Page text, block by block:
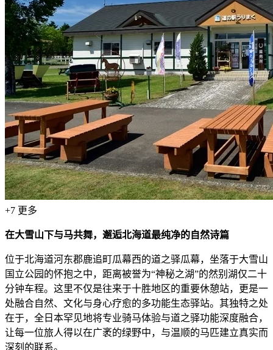
+7 更多
在大雪山下与马共舞，邂逅北海道最纯净的自然诗篇
位于北海道河东郡鹿追町瓜幕西的道之驿瓜幕，坐落于大雪山
国立公园的怀抱之中，距离被誉为“神秘之湖”的然别湖仅二十
分钟车程。这里不仅是往来于十胜地区的重要休憩站，更是一
处融合自然、文化与身心疗愈的多功能生态驿站。其独特之处
在于，全日本罕见地将专业骑马体验与道之驿功能深度融合，
让每一位旅人得以在广袤的绿野中，与温顺的马匹建立真实而
深刻的联系。